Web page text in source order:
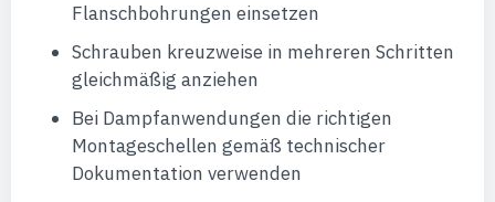
Flanschbohrungen einsetzen
Schrauben kreuzweise in mehreren Schritten
gleichmäßig anziehen
Bei Dampfanwendungen die richtigen
Montageschellen gemäß technischer
Dokumentation verwenden